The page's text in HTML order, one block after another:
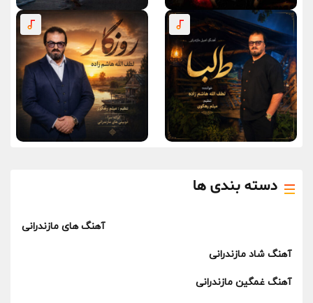
دسته بندی ها
آهنگ های مازندرانی
آهنگ شاد مازندرانی
آهنگ غمگین مازندرانی